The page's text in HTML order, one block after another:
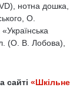
нотна дошка,
О.
(О. В. Лобова),
сайті «Шкільне